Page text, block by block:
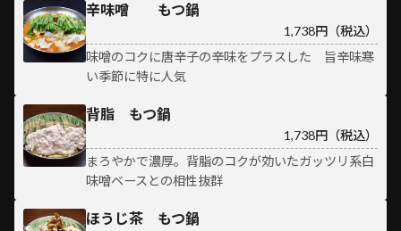
辛味噌 もつ鍋
1,738円（税込）
味噌のコクに唐辛子の辛味をプラスした 旨辛味寒
い季節に特に人気
背脂 もつ鍋
1,738円（税込）
まろやかで濃厚。背脂のコクが効いたガッツリ系白
味噌ベースとの相性抜群
ほうじ茶 もつ鍋